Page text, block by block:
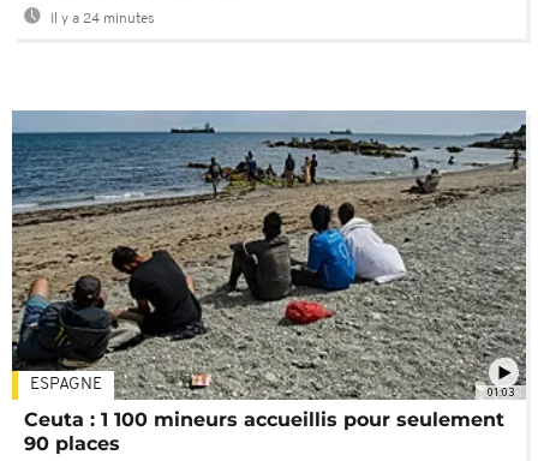
Il y a 24 minutes
01:03
ESPAGNE
Ceuta : 1 100 mineurs accueillis pour seulement
90 places